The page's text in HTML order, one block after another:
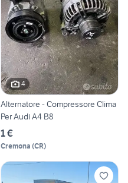
4
Alternatore - Compressore Clima
Per Audi A4 B8
1 €
Cremona (CR)